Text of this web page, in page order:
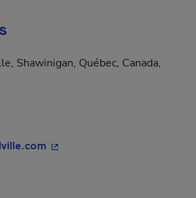
Shawinigan, Québec, Canada,
- Cet hyperlien s'ouvrira